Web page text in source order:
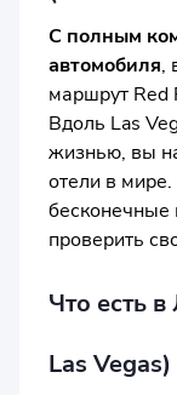
С полным
автомобиля,
маршрут Red
Вдоль Las
жизнью, вы
отели в мире.
бесконечные
проверить
Что есть
Las Vegas)